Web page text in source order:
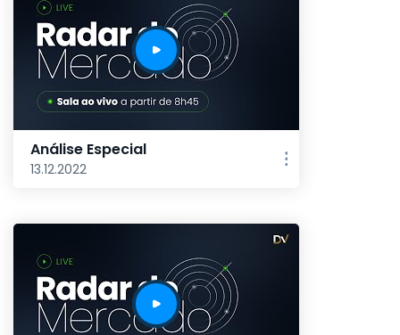
Análise Especial
13.12.2022